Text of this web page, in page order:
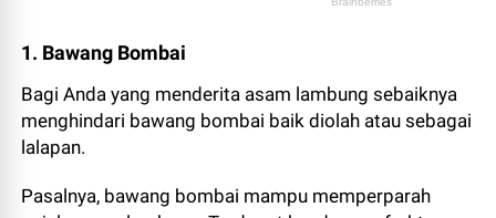
1. Bawang Bombai
Bagi Anda yang menderita asam lambung sebaiknya
menghindari bawang bombai baik diolah atau sebagai
lalapan.
Pasalnya, bawang bombai mampu memperparah